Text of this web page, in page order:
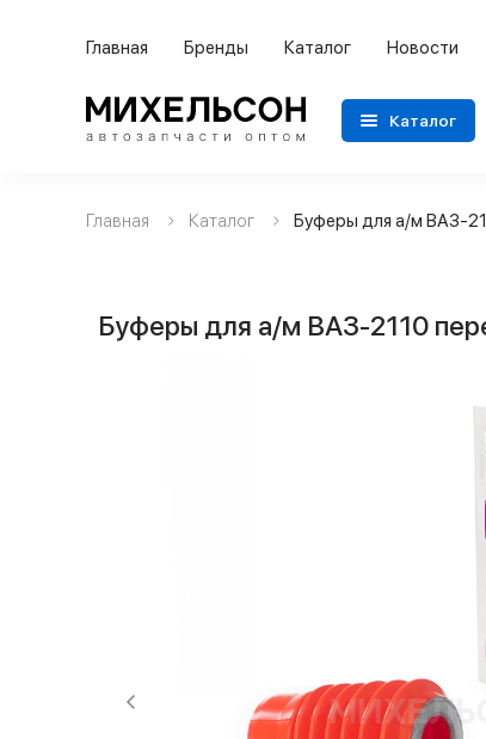
Главная Бренды Каталог Новости
Каталог
Применяемость
Категории автозапчастей
Главная Каталог Буферы для а/м ВАЗ-
Буферы для а/м ВАЗ-2110